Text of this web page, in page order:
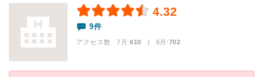
4.32
9件
アクセス数 7月:610 | 6月:702